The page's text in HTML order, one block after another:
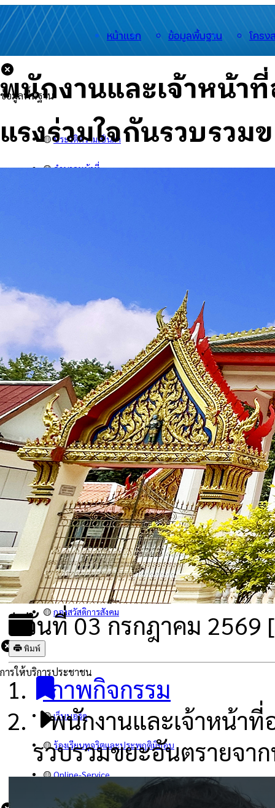
หน้าแรก ข้อมูลพื้นฐาน โครง
ข้อมูลพื้นฐาน
🟡ประวัติความเป็นมา
🟡อำนาจหน้าที่
บุคลากร
🟡สำนักงานปลัด
🟡กองการศึกษา ศาสนา และวัฒนธรรม
ข้อมูลการดำเนินงาน
🟡แผนพัฒนา
🟡 บริหารงานบุคคล
🟡คำสั่ง
🟡กองคลัง
🟡 กองสวัสดิการสังคม
การให้บริการประชาชน
🟡เว็บบอร์ด
🟡ร้องเรียนทุจริตและประพฤติมิชอบ
🟡Online-Service
พนักงานและเจ้าหน้า
แรงร่วมใจกันรวบรว
วันที่ 03 กรกฎาคม 2569
พิมพ์
ภาพกิจกรรม
พนักงานและเจ้าหน้าที่
รวบรวมขยะอันตรายจา